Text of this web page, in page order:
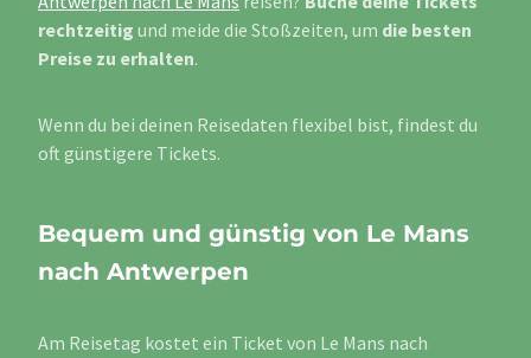
rechtzeitig und meide die Stoßzeiten, um die besten
Preise zu erhalten.
Wenn du bei deinen Reisedaten flexibel bist, findest du
oft günstigere Tickets.
Bequem und günstig von Le Mans
nach Antwerpen
Am Reisetag kostet ein Ticket von Le Mans nach